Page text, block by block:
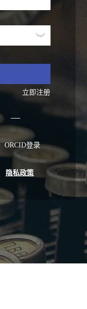
立即注册
ORCID登录
隐私政策